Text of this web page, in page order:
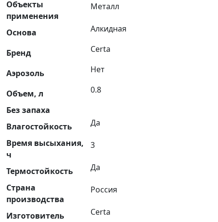
Объекты
применения
Металл
Основа Алкидная
Бренд Certa
Аэрозоль Нет
Объем, л
0.8
Без запаха
Влагостойкость
Да
Время высыхания,
ч
3
Термостойкость
Да
Страна
производства
Россия
Изготовитель Certa